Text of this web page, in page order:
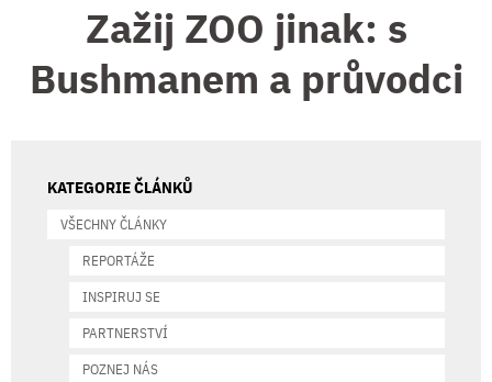
Zažij ZOO jinak: s
Bushmanem a průvodci
KATEGORIE ČLÁNKŮ
VŠECHNY ČLÁNKY
REPORTÁŽE
INSPIRUJ SE
PARTNERSTVÍ
POZNEJ NÁS